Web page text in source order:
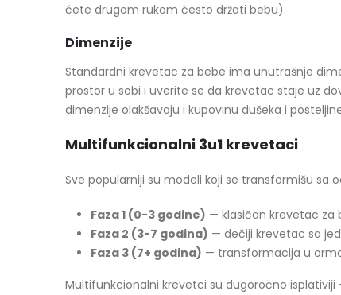
ćete drugom rukom često držati bebu).
Dimenzije
Standardni krevetac za bebe ima unutrašnje
prostor u sobi i uverite se da krevetac staje uz
dimenzije olakšavaju i kupovinu dušeka i
Multifunkcionalni 3u1 krevetaci
Sve popularniji su modeli koji se transformišu sa
Faza 1 (0-3 godine) — klasičan krevetac za
Faza 2 (3-7 godina) — dečiji krevetac sa
Faza 3 (7+ godina) — transformacija u
Multifunkcionalni krevetci su dugoročno